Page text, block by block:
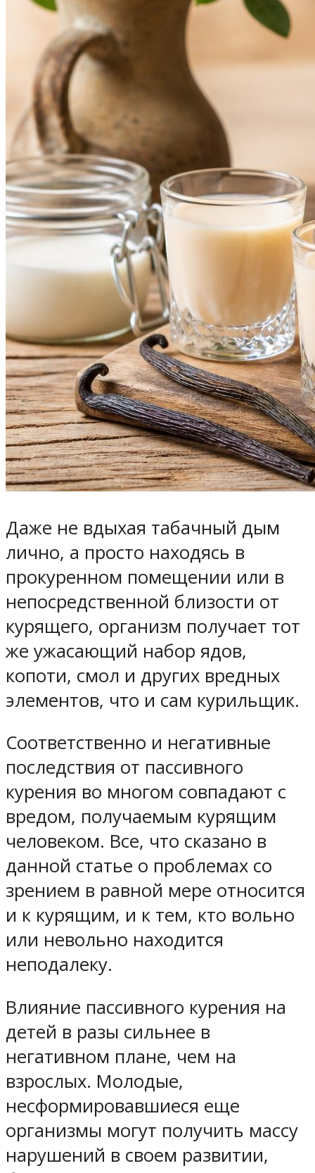
Даже не вдыхая табачный дым
лично, а просто находясь в
прокуренном помещении или в
непосредственной близости от
курящего, организм получает тот
же ужасающий набор ядов,
копоти, смол и других вредных
элементов, что и сам курильщик.
Соответственно и негативные
последствия от пассивного
курения во многом совпадают с
вредом, получаемым курящим
человеком. Все, что сказано в
данной статье о проблемах со
зрением в равной мере относится
и к курящим, и к тем, кто вольно
или невольно находится
неподалеку.
Влияние пассивного курения на
детей в разы сильнее в
негативном плане, чем на
взрослых. Молодые,
несформировавшиеся еще
организмы могут получить массу
нарушений в своем развитии,